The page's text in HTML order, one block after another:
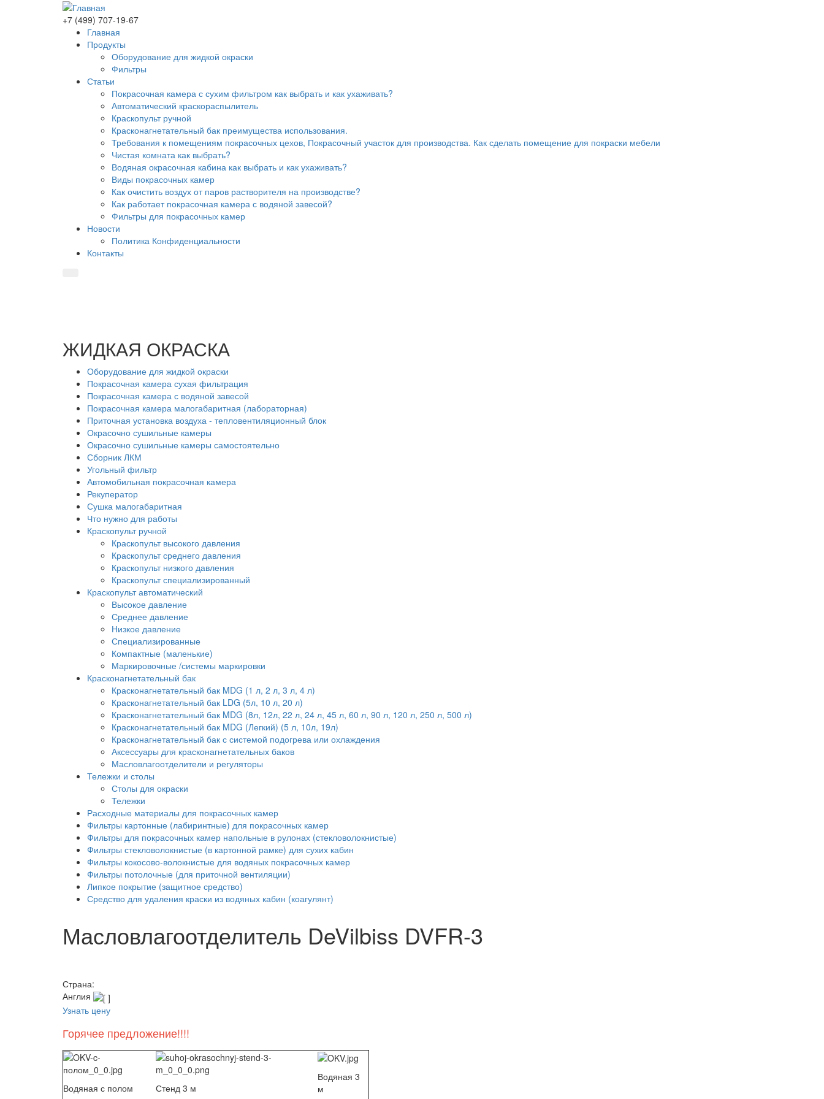
+7 (499) 707-19-67
Главная
Продукты
Оборудование для жидкой окраски
Фильтры
Статьи
Покрасочная камера с сухим фильтром как выбрать и как ухаживать?
Автоматический краскораспылитель
Краскопульт ручной
Красконагнетательный бак преимущества использования.
Требования к помещениям покрасочных цехов, Покрасочный участок для производства. Как сделать помещение для покраски мебели
Чистая комната как выбрать?
Водяная окрасочная кабина как выбрать и как ухаживать?
Виды покрасочных камер
Как очистить воздух от паров растворителя на производстве?
Как работает покрасочная камера с водяной завесой?
Фильтры для покрасочных камер
Новости
Политика Конфиденциальности
Контакты
ЖИДКАЯ ОКРАСКА
Оборудование для жидкой окраски
Покрасочная камера сухая фильтрация
Покрасочная камера с водяной завесой
Покрасочная камера малогабаритная (лабораторная)
Приточная установка воздуха - тепловентиляционный блок
Окрасочно сушильные камеры
Окрасочно сушильные камеры самостоятельно
Сборник ЛКМ
Угольный фильтр
Автомобильная покрасочная камера
Рекуператор
Сушка малогабаритная
Что нужно для работы
Краскопульт ручной
Краскопульт высокого давления
Краскопульт среднего давления
Краскопульт низкого давления
Краскопульт специализированный
Краскопульт автоматический
Высокое давление
Среднее давление
Низкое давление
Специализированные
Компактные (маленькие)
Маркировочные /системы маркировки
Красконагнетательный бак
Красконагнетательный бак MDG (1 л, 2 л, 3 л, 4 л)
Красконагнетательный бак LDG (5л, 10 л, 20 л)
Красконагнетательный бак MDG (8л, 12л, 22 л, 24 л, 45 л, 60 л, 90 л, 120 л, 250 л, 500 л)
Красконагнетательный бак MDG (Легкий) (5 л, 10л, 19л)
Красконагнетательный бак с системой подогрева или охлаждения
Аксессуары для красконагнетательных баков
Масловлагоотделители и регуляторы
Тележки и столы
Столы для окраски
Тележки
Расходные материалы для покрасочных камер
Фильтры картонные (лабиринтные) для покрасочных камер
Фильтры для покрасочных камер напольные в рулонах (стекловолокнистые)
Фильтры стекловолокнистые (в картонной рамке) для сухих кабин
Фильтры кокосово-волокнистые для водяных покрасочных камер
Фильтры потолочные (для приточной вентиляции)
Липкое покрытие (защитное средство)
Средство для удаления краски из водяных кабин (коагулянт)
Масловлагоотделитель DeVilbiss DVFR-3
Страна:
Англия
Узнать цену
Горячее предложение!!!!
Водяная с полом Стенд 3 м
Водяная 3
м